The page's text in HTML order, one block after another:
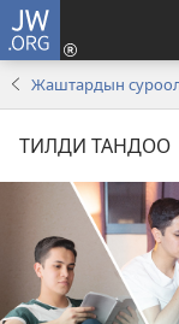
JW.ORG
Жаштардын
ТИЛДИ ТАНДОО